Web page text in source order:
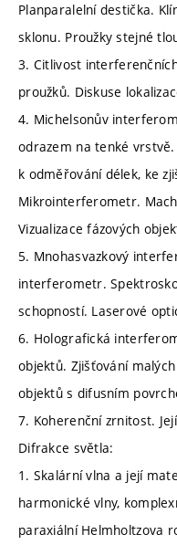
Planparalelní destička.
sklonu. Proužky stejné
3. Citlivost
proužků. Diskuse
4. Michelsonův
odrazem na tenké
k odměřování délek, ke
Mikrointerferometr.
Vizualizace fázových
5. Mnohasvazkový
interferometr.
schopností. Laserové
6. Holografická
objektů. Zjišťování
objektů s difusním
7. Koherenční zrnitost.
Difrakce světla:
1. Skalární vlna a její
harmonické vlny,
paraxiální Helmholtzova